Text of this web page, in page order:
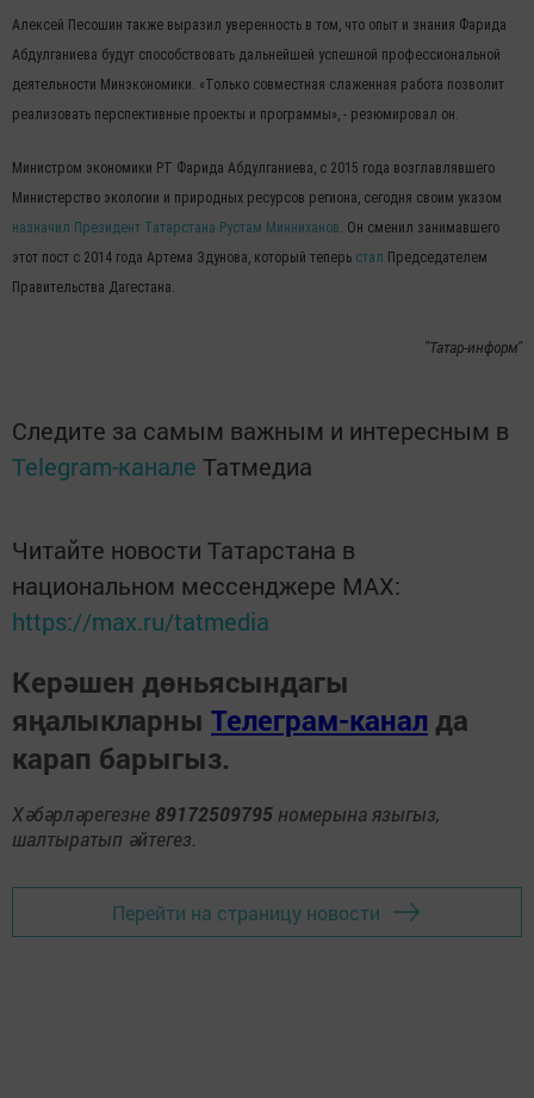
Алексей Песошин также выразил уверенность в том, что опыт и знания Фарида
Абдулганиева будут способствовать дальнейшей успешной профессиональной
деятельности Минэкономики. «Только совместная слаженная работа позволит
реализовать перспективные проекты и программы», - резюмировал он.
Министром экономики РТ Фарида Абдулганиева, с 2015 года возглавлявшего
Министерство экологии и природных ресурсов региона, сегодня своим указом
назначил Президент Татарстана Рустам Минниханов. Он сменил занимавшего
этот пост с 2014 года Артема Здунова, который теперь стал Председателем
Правительства Дагестана.
"Татар-информ"
Следите за самым важным и интересным в
Telegram-канале Татмедиа
Читайте новости Татарстана в
национальном мессенджере MАХ:
https://max.ru/tatmedia
Керәшен дөньясындагы
яңалыкларны Телеграм-канал да
карап барыгыз.
Хәбәрләрегезне 89172509795 номерына языгыз,
шалтыратып әйтегез.
Перейти на страницу новости